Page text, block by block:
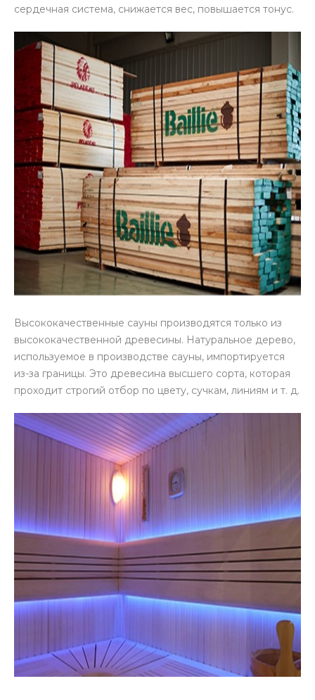
сердечная система, снижается вес, повышается тонус.
Высококачественные сауны производятся только из
высококачественной древесины. Натуральное дерево,
используемое в производстве сауны, импортируется
из-за границы. Это древесина высшего сорта, которая
проходит строгий отбор по цвету, сучкам, линиям и т. д.